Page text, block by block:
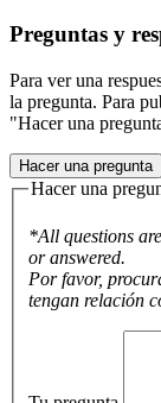
Preguntas y
Para ver una
la pregunta. Para
"Hacer una
Hacer una pregunta
Hacer una
*All questions
or answered.
Por favor,
tengan relación